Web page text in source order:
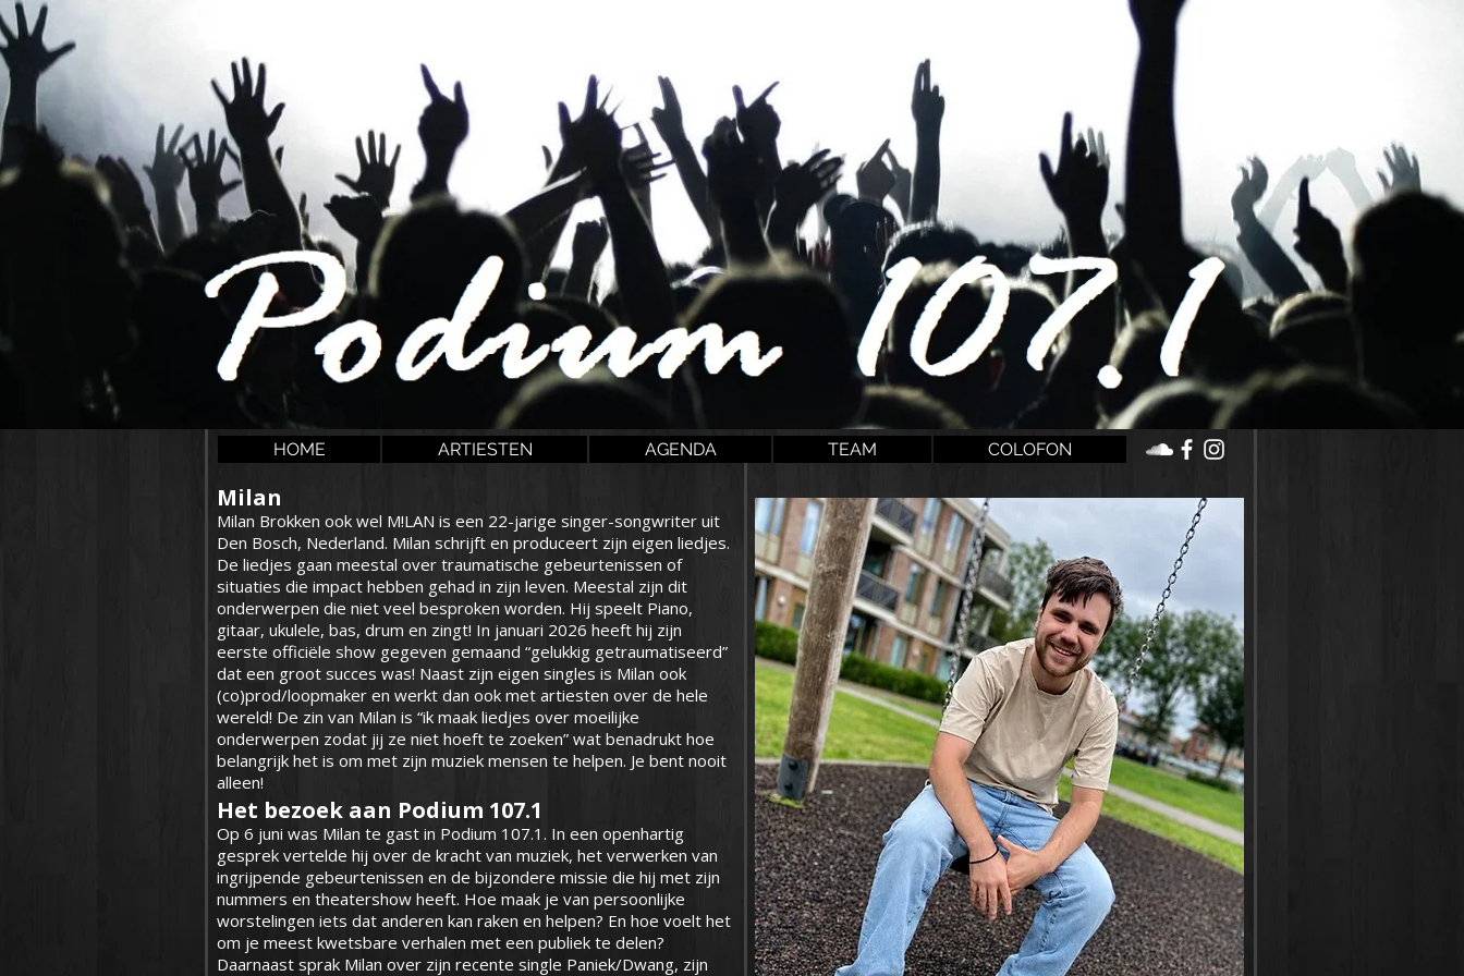
HOME ARTIESTEN AGENDA TEAM COLOFON
Milan
Milan Brokken ook wel M!LAN is een 22-jarige singer-songwriter uit
Den Bosch, Nederland. Milan schrijft en produceert zijn eigen liedjes.
De liedjes gaan meestal over traumatische gebeurtenissen of
situaties die impact hebben gehad in zijn leven. Meestal zijn dit
onderwerpen die niet veel besproken worden. Hij speelt Piano,
gitaar, ukulele, bas, drum en zingt! In januari 2026 heeft hij zijn
eerste officiële show gegeven gemaand “gelukkig getraumatiseerd”
dat een groot succes was! Naast zijn eigen singles is Milan ook
(co)prod/loopmaker en werkt dan ook met artiesten over de hele
wereld! De zin van Milan is “ik maak liedjes over moeilijke
onderwerpen zodat jij ze niet hoeft te zoeken” wat benadrukt hoe
belangrijk het is om met zijn muziek mensen te helpen. Je bent nooit
alleen!
Het bezoek aan Podium 107.1
Op 6 juni was Milan te gast in Podium 107.1. In een openhartig
gesprek vertelde hij over de kracht van muziek, het verwerken van
ingrijpende gebeurtenissen en de bijzondere missie die hij met zijn
nummers en theatershow heeft. Hoe maak je van persoonlijke
worstelingen iets dat anderen kan raken en helpen? En hoe voelt het
om je meest kwetsbare verhalen met een publiek te delen?
Daarnaast sprak Milan over zijn recente single Paniek/Dwang, zijn